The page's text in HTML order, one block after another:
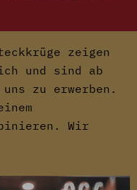
zeigen
und sind ab
zu erwerben.
Wir